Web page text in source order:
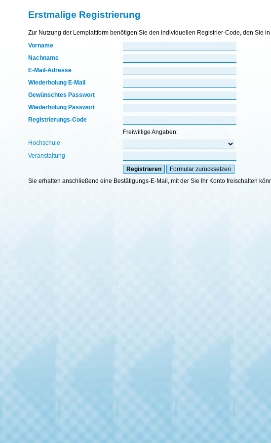
Erstmalige Registrierung
Zur Nutzung der Lernplattform benötigen Sie den individuellen Registrier-Code, den Sie
Vorname
Nachname
E-Mail-Adresse
Wiederholung E-Mail
Gewünschtes Passwort
Wiederholung Passwort
Registrierungs-Code
Freiwillige Angaben:
Hochschule
Veranstaltung
Sie erhalten anschließend eine Bestätigungs-E-Mail, mit der Sie Ihr Konto freischalten